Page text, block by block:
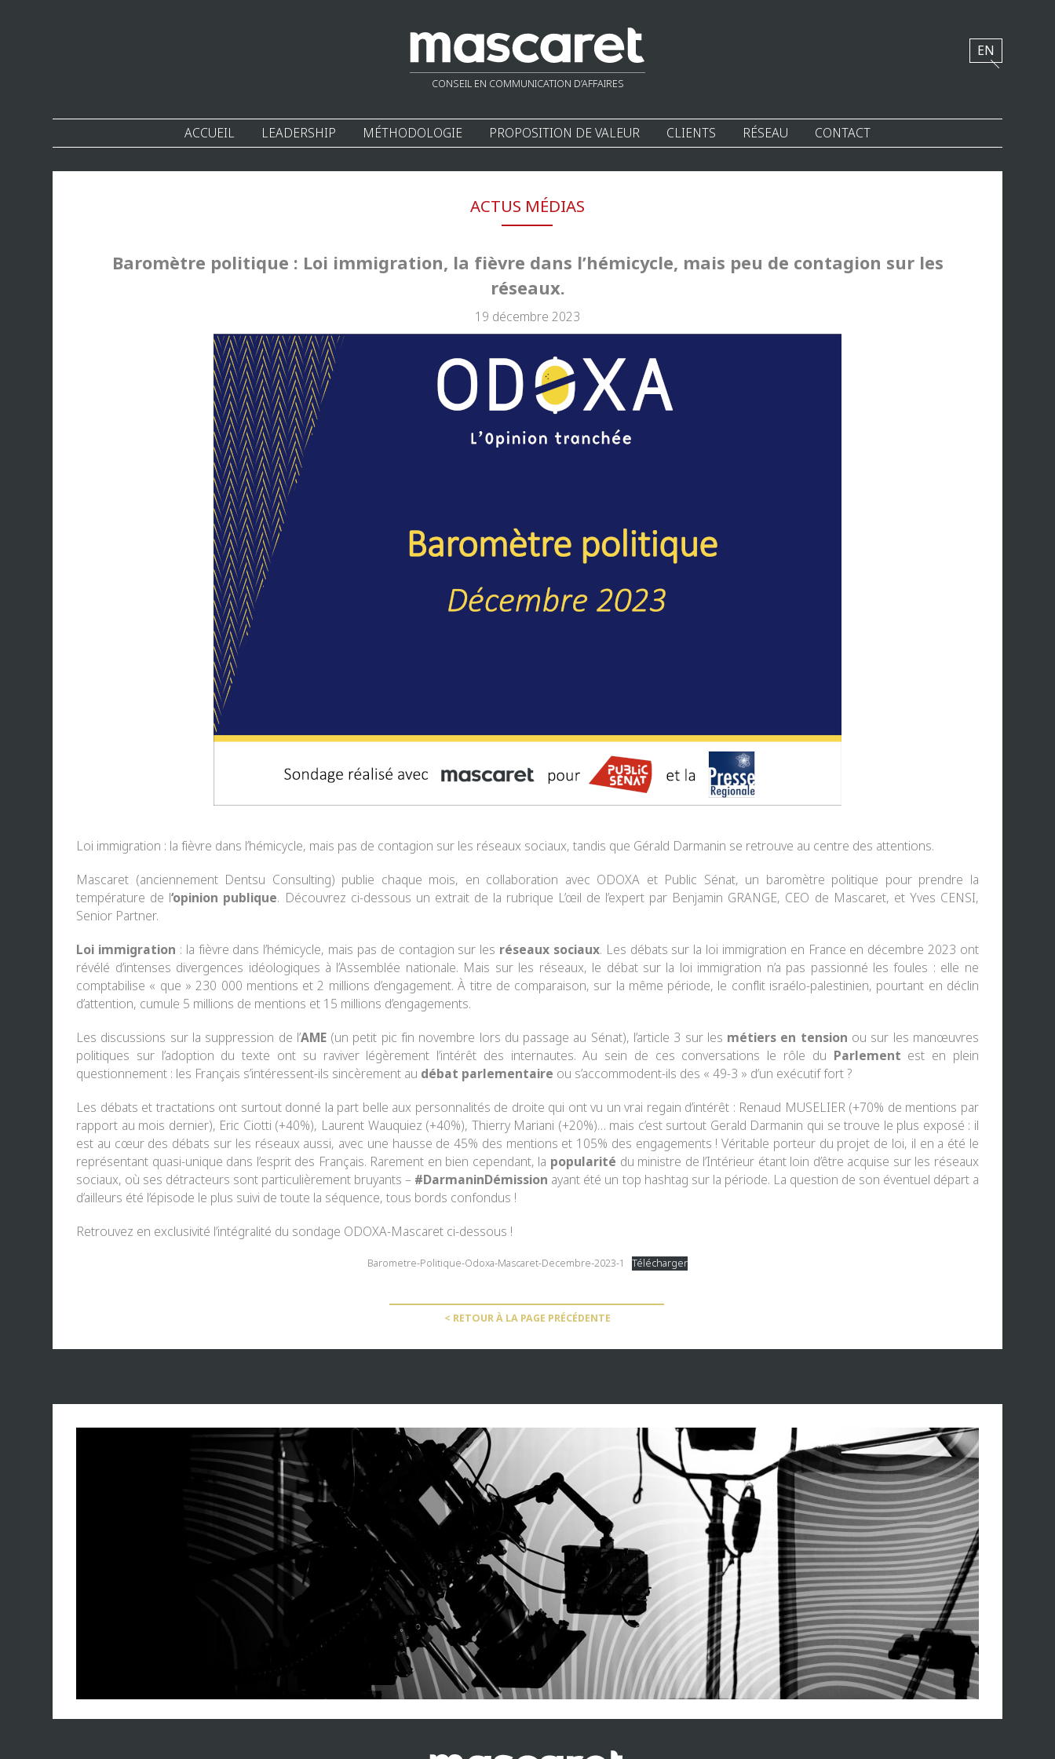
CONSEIL EN COMMUNICATION D’AFFAIRES
ACCUEIL LEADERSHIP MÉTHODOLOGIE PROPOSITION DE VALEUR CLIENTS RÉSEAU CONTACT
EN
ACTUS MÉDIAS
Baromètre politique : Loi immigration, la fièvre dans l’hémicycle, mais peu de contagion sur les
réseaux.
19 décembre 2023
Loi immigration : la fièvre dans l’hémicycle, mais pas de contagion sur les réseaux sociaux, tandis que Gérald Darmanin se retrouve au centre des attentions.
Mascaret (anciennement Dentsu Consulting) publie chaque mois, en collaboration avec ODOXA et Public Sénat, un baromètre politique pour prendre la
température de l‘opinion publique. Découvrez ci-dessous un extrait de la rubrique L’œil de l’expert par Benjamin GRANGE, CEO de Mascaret, et Yves CENSI,
Senior Partner.
Loi immigration : la fièvre dans l’hémicycle, mais pas de contagion sur les réseaux sociaux. Les débats sur la loi immigration en France en décembre 2023 ont
révélé d’intenses divergences idéologiques à l’Assemblée nationale. Mais sur les réseaux, le débat sur la loi immigration n’a pas passionné les foules : elle ne
comptabilise « que » 230 000 mentions et 2 millions d’engagement. À titre de comparaison, sur la même période, le conflit israélo-palestinien, pourtant en déclin
d’attention, cumule 5 millions de mentions et 15 millions d’engagements.
Les discussions sur la suppression de l’AME(un petit pic fin novembre lors du passage au Sénat), l’article 3 sur les métiers en tension ou sur les manœuvres
politiques sur l’adoption du texte ont su raviver légèrement l’intérêt des internautes. Au sein de ces conversations le rôle du Parlement est en plein
questionnement : les Français s’intéressent-ils sincèrement au débat parlementaire ou s’accommodent-ils des « 49-3 » d’un exécutif fort ?
Les débats et tractations ont surtout donné la part belle aux personnalités de droite qui ont vu un vrai regain d’intérêt : Renaud MUSELIER(+70% de mentions par
rapport au mois dernier), Eric Ciotti (+40%), Laurent Wauquiez (+40%), Thierry Mariani (+20%)… mais c’est surtout Gerald Darmanin qui se trouve le plus exposé : il
est au cœur des débats sur les réseaux aussi, avec une hausse de 45% des mentions et 105% des engagements ! Véritable porteur du projet de loi, il en a été le
représentant quasi-unique dans l’esprit des Français. Rarement en bien cependant, la popularité du ministre de l’Intérieur étant loin d’être acquise sur les réseaux
sociaux, où ses détracteurs sont particulièrement bruyants – #DarmaninDémission ayant été un top hashtag sur la période. La question de son éventuel départ a
d’ailleurs été l’épisode le plus suivi de toute la séquence, tous bords confondus !
Retrouvez en exclusivité l’intégralité du sondage ODOXA-Mascaret ci-dessous !
Barometre-Politique-Odoxa-Mascaret-Decembre-2023-1 Télécharger
< RETOUR À LA PAGE PRÉCÉDENTE